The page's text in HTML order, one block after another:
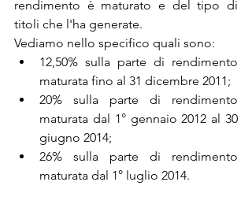
rendimento è maturato e del tipo di
titoli che l'ha generate.
Vediamo nello specifico quali sono:
12,50% sulla parte di rendimento
maturata fino al 31 dicembre 2011;
20% sulla parte di rendimento
maturata dal 1° gennaio 2012 al 30
giugno 2014;
26% sulla parte di rendimento
maturata dal 1° luglio 2014.